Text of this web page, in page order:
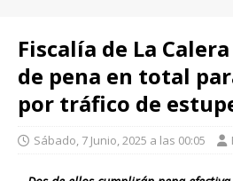
Fiscalía de La
de pena en total
por tráfico de
Sábado, 7 Junio, 2025 a las 00:05